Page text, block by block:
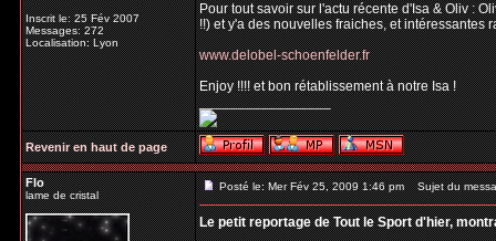
Inscrit le: 25 Fév 2007
Messages: 272
Localisation: Lyon
Pour tout savoir sur l'actu récente d'Isa & Oliv :
!!) et y'a des nouvelles fraiches, et intéressantes
www.delobel-schoenfelder.fr
Enjoy !!!! et bon rétablissement à notre Isa !
_________________
Revenir en haut de page
Flo
lame de cristal
Posté le: Mer Fév 25, 2009 1:46 pm Sujet du
Le petit reportage de Tout le Sport d'hier,